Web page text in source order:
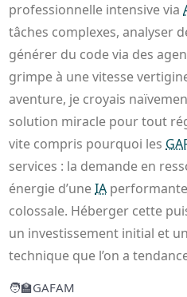
professionnelle intensive via
tâches complexes, analyser
générer du code via des
grimpe à une vitesse
aventure, je croyais
solution miracle pour tout
vite compris pourquoi les
services : la demande en
énergie d’uneIA
colossale. Héberger cette
un investissement initial et
technique que l’on a
🧑‍🏫GAFAM